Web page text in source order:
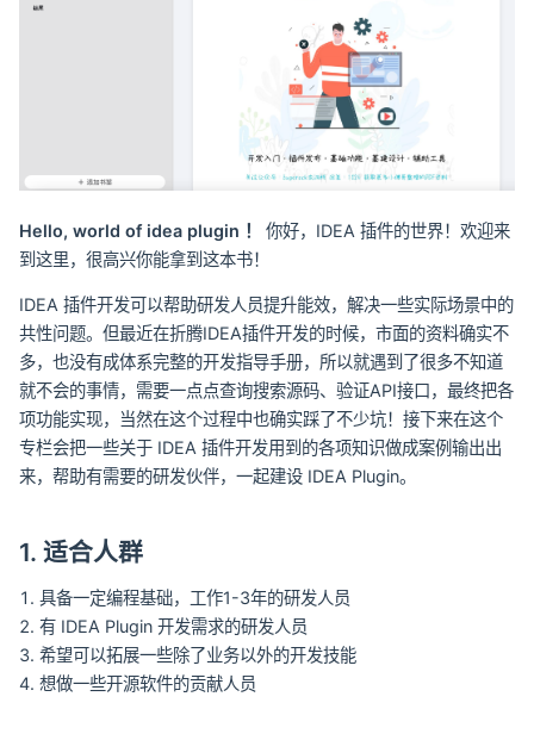
Hello, world of idea plugin ！
你好，IDEA 插件的世界！欢迎来
到这里，很高兴你能拿到这本书！
IDEA 插件开发可以帮助研发人员提升能效，解决一些实际场景中的
共性问题。但最近在折腾IDEA插件开发的时候，市面的资料确实不
多，也没有成体系完整的开发指导手册，所以就遇到了很多不知道
就不会的事情，需要一点点查询搜索源码、验证API接口，最终把各
项功能实现，当然在这个过程中也确实踩了不少坑！接下来在这个
专栏会把一些关于 IDEA 插件开发用到的各项知识做成案例输出出
来，帮助有需要的研发伙伴，一起建设 IDEA Plugin。
1. 适合人群
具备一定编程基础，工作1-3年的研发人员
有 IDEA Plugin 开发需求的研发人员
希望可以拓展一些除了业务以外的开发技能
想做一些开源软件的贡献人员